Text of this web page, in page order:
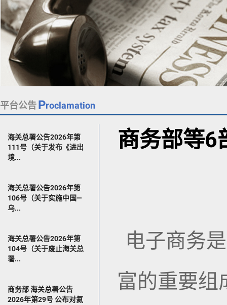
平台公告Proclamation
海关总署公告2026年第
111号（关于发布《进出
境...
海关总署公告2026年第
106号（关于实施中国—
乌...
海关总署公告2026年第
104号（关于废止海关总
署...
商务部 海关总署公告
2026年第29号 公布对氦
商务部等6
电子商务
富的重要组